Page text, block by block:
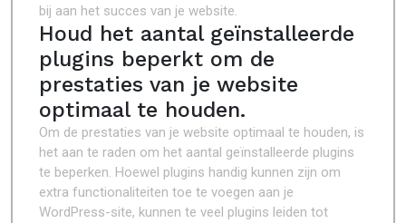
bij aan het succes van je website.
Houd het aantal geïnstalleerde
plugins beperkt om de
prestaties van je website
optimaal te houden.
Om de prestaties van je website optimaal te houden, is
het aan te raden om het aantal geïnstalleerde plugins
te beperken. Hoewel plugins handig kunnen zijn om
extra functionaliteiten toe te voegen aan je
WordPress-site, kunnen te veel plugins leiden tot